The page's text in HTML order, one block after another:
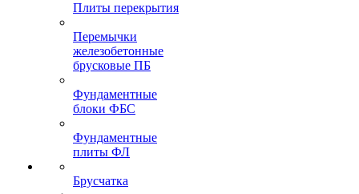
Плиты перекрытия
Перемычки
железобетонные
брусковые ПБ
Фундаментные
блоки ФБС
Фундаментные
плиты ФЛ
Брусчатка